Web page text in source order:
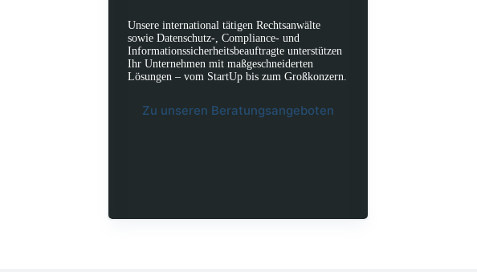
Unsere international tätigen Rechtsanwälte
sowie Datenschutz-, Compliance- und
Informationssicherheitsbeauftragte unterstützen
Ihr Unternehmen mit maßgeschneiderten
Lösungen – vom StartUp bis zum Großkonzern.
Zu unseren Beratungsangeboten